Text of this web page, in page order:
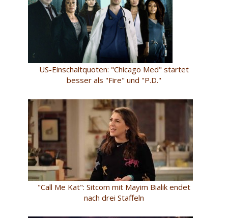
US-Einschaltquoten: "Chicago Med" startet
besser als "Fire" und "P.D."
"Call Me Kat": Sitcom mit Mayim Bialik endet
nach drei Staffeln